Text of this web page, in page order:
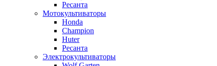
Ресанта
Мотокультиваторы
Honda
Champion
Huter
Ресанта
Электрокультиваторы